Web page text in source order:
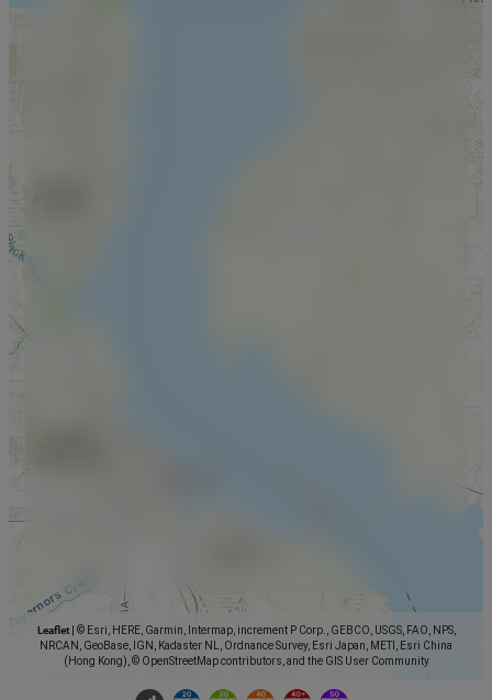
Leaflet
© Esri, HERE, Garmin, Intermap, increment P Corp., GEBCO, USGS, FAO, NPS,
NRCAN, GeoBase, IGN, Kadaster NL, Ordnance Survey, Esri Japan, METI, Esri China
(Hong Kong), © OpenStreetMap contributors, and the GIS User Community